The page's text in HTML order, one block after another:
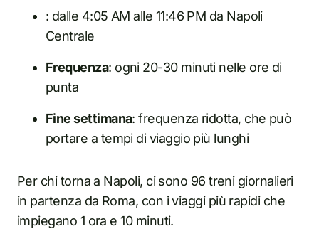
: dalle 4:05 AM alle 11:46 PM da Napoli
Centrale
Frequenza: ogni 20-30 minuti nelle ore di
punta
Fine settimana: frequenza ridotta, che può
portare a tempi di viaggio più lunghi
Per chi torna a Napoli, ci sono 96 treni giornalieri
in partenza da Roma, con i viaggi più rapidi che
impiegano 1 ora e 10 minuti.